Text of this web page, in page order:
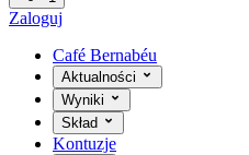
Zaloguj
Café Bernabéu
Aktualności
Wyniki
Skład
Kontuzje